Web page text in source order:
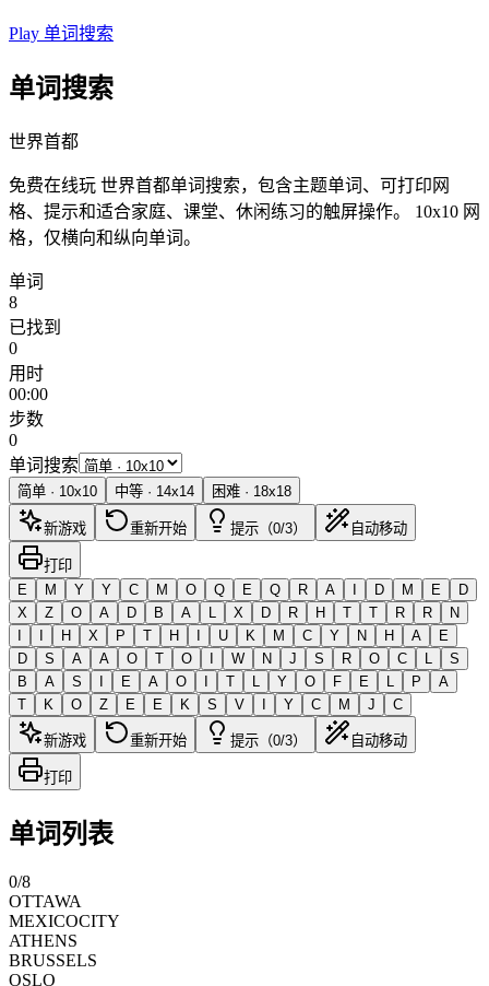
Play 单词搜索
单词搜索
世界首都
免费在线玩 世界首都单词搜索，包含主题单词、可打印网
格、提示和适合家庭、课堂、休闲练习的触屏操作。
10x10 网
格，仅横向和纵向单词。
单词
8
已找到
0
用时
00:00
步数
0
单词搜索
简单 · 10x10 中等 · 14x14 困难 · 18x18
新游戏 重新开始 提示（0/3） 自动移动
打印
E
M Y Y C M O Q E Q R A I D M E
D
X
Z O A D B A L X D R H T T R R
N
I
I H X P T H I U K M C Y N H A
E
D
S A A O T O I W N J S R O C L
S
B
A S I E A O I T L Y O F E L P
A
T
K O Z E E K S V I Y C M J C
新游戏 重新开始 提示（0/3） 自动移动
打印
单词列表
0/8
OTTAWA
MEXICOCITY
ATHENS
BRUSSELS
OSLO